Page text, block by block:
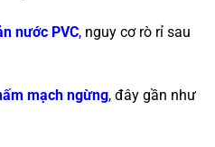
nước PVC, nguy cơ rò rỉ sau
mạch ngừng, đây gần như